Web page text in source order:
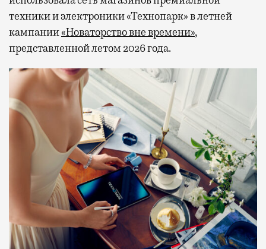
техники и электроники «Технопарк» в летней
кампании«Новаторство вне времени»,
представленной летом 2026 года.